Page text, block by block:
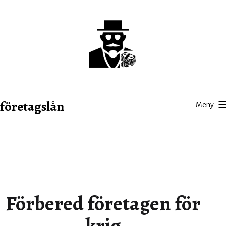
företagslån Meny
Förbered företagen för